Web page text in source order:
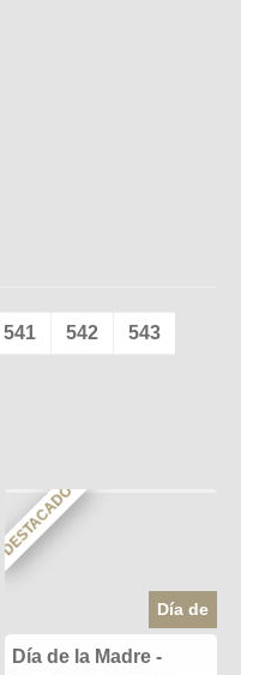
541 542 543
DESTACADO
Día de
Día de la Madre -